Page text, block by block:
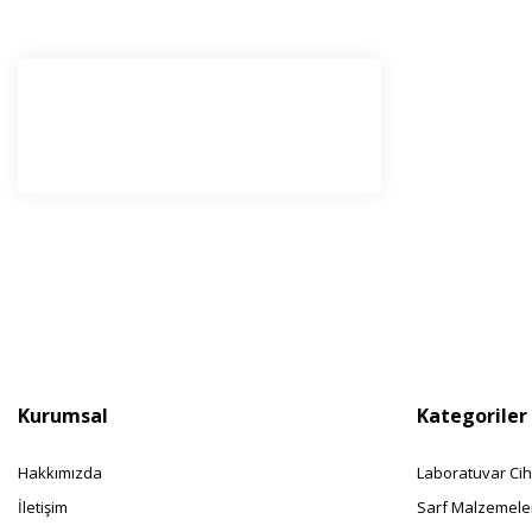
Kurumsal
Hakkımızda
İletişim
Kategoriler
Laboratuvar
Sarf